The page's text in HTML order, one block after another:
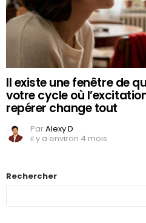
Il existe une fenêtre de
votre cycle où
repérer change tout
ParAlexy D
il y a environ 4 mois
Rechercher